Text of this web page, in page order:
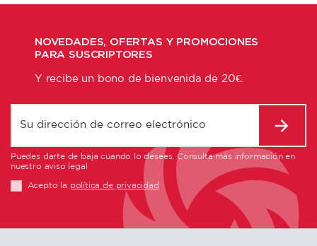
NOVEDADES, OFERTAS Y PROMOCIONES
PARA SUSCRIPTORES
Y recibe un bono de bienvenida de 20€.
Puedes darte de baja cuando lo desees. Consulta más información en
nuestro aviso legal
Acepto la política de privacidad